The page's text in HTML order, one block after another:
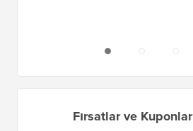
Fırsatlar ve Kuponlar